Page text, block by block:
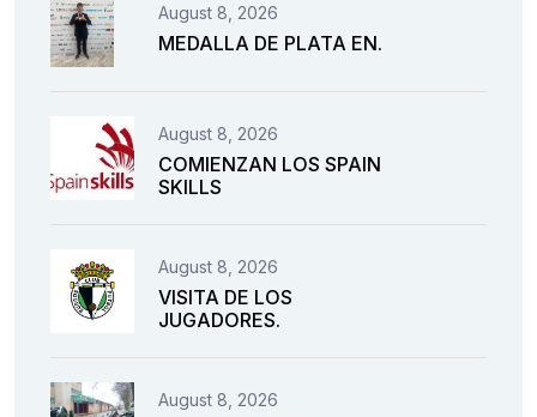
August 8, 2026
MEDALLA DE PLATA EN.
August 8, 2026
COMIENZAN LOS SPAIN
SKILLS
August 8, 2026
VISITA DE LOS
JUGADORES.
August 8, 2026